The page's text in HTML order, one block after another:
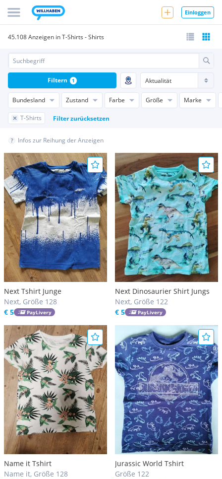
Einloggen
45.108 Anzeigen in T-Shirts - Shirts
Bundesland Zustand Farbe Größe Marke
T-Shirts Filter zurücksetzen
Filtern 1
Infos zur Reihung der Anzeigen
Next Tshirt Junge
Next, Größe 128
€ 5
PayLivery
Next Dinosaurier Shirt Jungs
Next, Größe 122
€ 5
PayLivery
Name it Tshirt
Name it, Größe 128
Jurassic World Tshirt
Größe 122